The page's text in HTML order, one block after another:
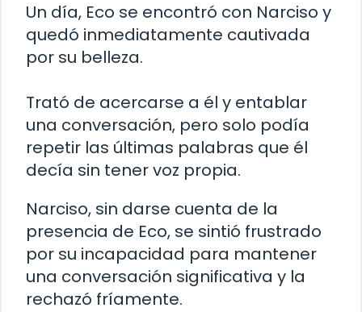
Un día, Eco se encontró con Narciso y
quedó inmediatamente cautivada
por su belleza.
Trató de acercarse a él y entablar
una conversación, pero solo podía
repetir las últimas palabras que él
decía sin tener voz propia.
Narciso, sin darse cuenta de la
presencia de Eco, se sintió frustrado
por su incapacidad para mantener
una conversación significativa y la
rechazó fríamente.